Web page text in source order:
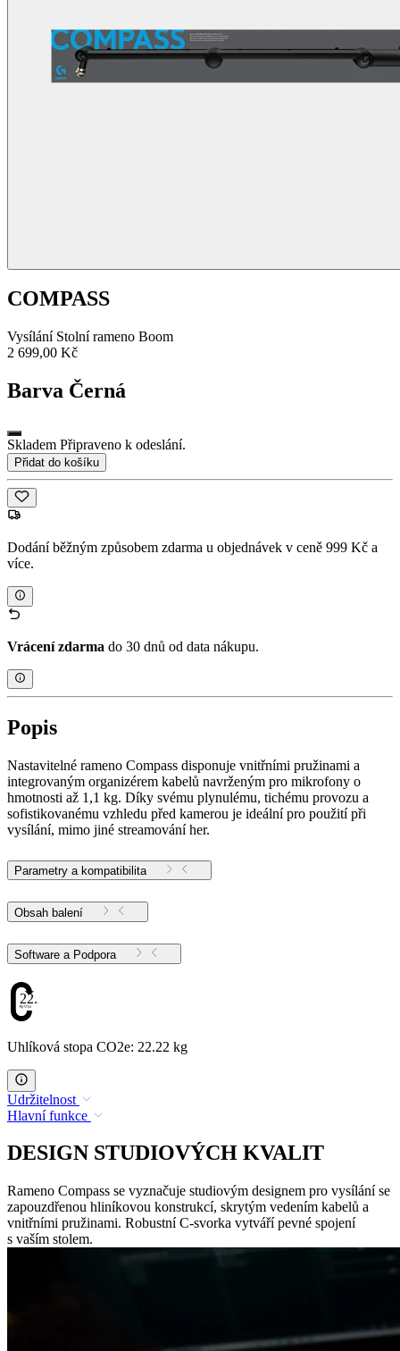
COMPASS
Vysílání Stolní rameno Boom
2 699,00 Kč
Barva Černá
Skladem Připraveno k odeslání.
Přidat do košíku
Dodání běžným způsobem zdarma u objednávek v ceně 999 Kč a
více.
Vrácení zdarma do 30 dnů od data nákupu.
Popis
Nastavitelné rameno Compass disponuje vnitřními pružinami a
integrovaným organizérem kabelů navrženým pro mikrofony o
hmotnosti až 1,1 kg. Díky svému plynulému, tichému provozu a
sofistikovanému vzhledu před kamerou je ideální pro použití při
vysílání, mimo jiné streamování her.
Parametry a kompatibilita
Obsah balení
Software a Podpora
22.22
Uhlíková stopa CO2e: 22.22 kg
Udržitelnost
Hlavní funkce
DESIGN STUDIOVÝCH KVALIT
Rameno Compass se vyznačuje studiovým designem pro vysílání se
zapouzdřenou hliníkovou konstrukcí, skrytým vedením kabelů a
vnitřními pružinami. Robustní C-svorka vytváří pevné spojení
s vaším stolem.